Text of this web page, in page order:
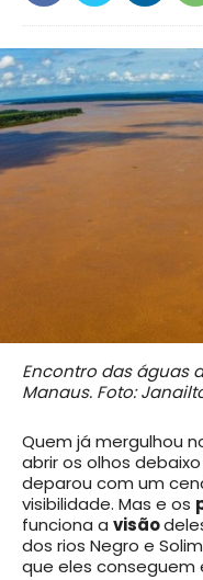
Encontro das águas
Manaus. Foto:
Quem já mergulhou
abrir os olhos
deparou com um
visibilidade. Mas e os
funciona a visão
dos rios Negro e
que eles conseguem